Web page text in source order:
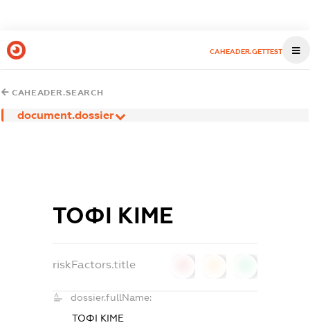
CAHEADER.GETTEST
CAHEADER.SEARCH
document.dossier
ТОФІ КІМЕ
riskFactors.title
dossier.fullName:
ТОФІ КІМЕ